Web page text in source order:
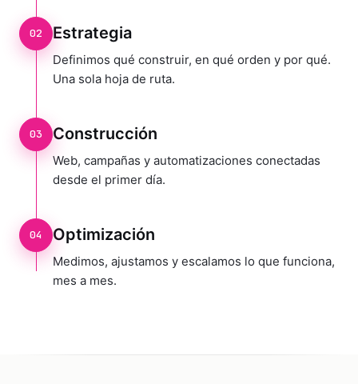
02 Estrategia
Definimos qué construir, en qué orden y por qué.
Una sola hoja de ruta.
03 Construcción
Web, campañas y automatizaciones conectadas
desde el primer día.
04 Optimización
Medimos, ajustamos y escalamos lo que funciona,
mes a mes.